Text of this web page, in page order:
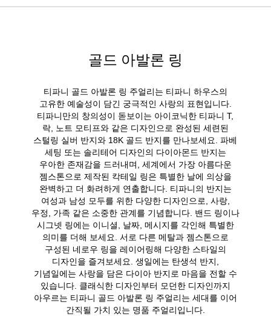
골드 아발론 링
티파니 골드 아발론 링 주얼리는 티파니 하우스의
고유한 예술성이 담긴 궁극적인 사랑의 표현입니다.
티파니만의 창의성이 돋보이는 아이코닉한 티파니 T,
락, 노트 모티프와 같은 디자인으로 완성된 세련된
스털링 실버 반지와 18K 골드 반지를 만나보세요. 파베
세팅 또는 솔리테어 디자인의 다이아몬드 반지는
우아한 존재감을 드러내며, 세계에서 가장 아름다운
젬스톤으로 제작된 칵테일 링은 특별한 날에 의상을
완벽하고 더 화려하게 연출합니다. 티파니의 반지는
여성과 남성 모두를 위한 다양한 디자인으로, 사랑,
우정, 가족 같은 소중한 관계를 기념합니다. 밴드 링이나
시그넷 링에는 이니셜, 날짜, 메시지를 각인해 특별한
의미를 더해 보세요. 서로 다른 메탈과 젬스톤으로
구성된 네로우 링을 레이어링해 다양한 스타일의
디자인을 즐겨보세요. 생일에는 탄생석 반지,
기념일에는 사랑을 담은 다이아 반지로 마음을 전할 수
있습니다. 클래식한 디자인부터 모던한 디자인까지
아우르는 티파니 골드 아발론 링 주얼리는 세대를 이어
간직될 가치 있는 명품 주얼리입니다.